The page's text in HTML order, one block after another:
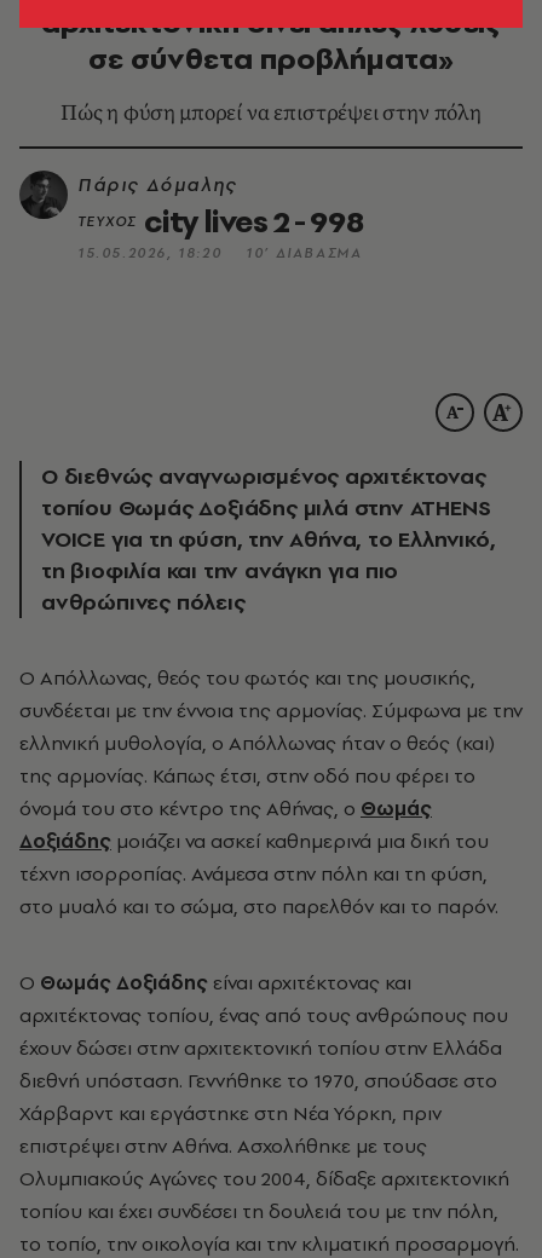
αρχιτεκτονική δίνει απλές λύσεις
σε σύνθετα προβλήματα»
Πώς η φύση μπορεί να επιστρέψει στην πόλη
Πάρις Δόμαλης
ΤΕΥΧΟΣ city lives 2 - 998
15.05.2026, 18:20 10’ ΔΙΑΒΑΣΜΑ
Ο διεθνώς αναγνωρισμένος αρχιτέκτονας
τοπίου Θωμάς Δοξιάδης μιλά στην ATHENS
VOICE για τη φύση, την Αθήνα, το Ελληνικό,
τη βιοφιλία και την ανάγκη για πιο
ανθρώπινες πόλεις
Ο Απόλλωνας, θεός του φωτός και της μουσικής,
συνδέεται με την έννοια της αρμονίας. Σύμφωνα με την
ελληνική μυθολογία, ο Απόλλωνας ήταν ο θεός (και)
της αρμονίας. Κάπως έτσι, στην οδό που φέρει το
όνομά του στο κέντρο της Αθήνας, ο Θωμάς
Δοξιάδης μοιάζει να ασκεί καθημερινά μια δική του
τέχνη ισορροπίας. Ανάμεσα στην πόλη και τη φύση,
στο μυαλό και το σώμα, στο παρελθόν και το παρόν.
Ο Θωμάς Δοξιάδης είναι αρχιτέκτονας και
αρχιτέκτονας τοπίου, ένας από τους ανθρώπους που
έχουν δώσει στην αρχιτεκτονική τοπίου στην Ελλάδα
διεθνή υπόσταση. Γεννήθηκε το 1970, σπούδασε στο
Χάρβαρντ και εργάστηκε στη Νέα Υόρκη, πριν
επιστρέψει στην Αθήνα. Ασχολήθηκε με τους
Ολυμπιακούς Αγώνες του 2004, δίδαξε αρχιτεκτονική
τοπίου και έχει συνδέσει τη δουλειά του με την πόλη,
το τοπίο, την οικολογία και την κλιματική προσαρμογή.